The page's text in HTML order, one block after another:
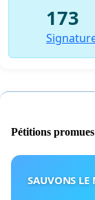
173
Pétitions
SAUVONS